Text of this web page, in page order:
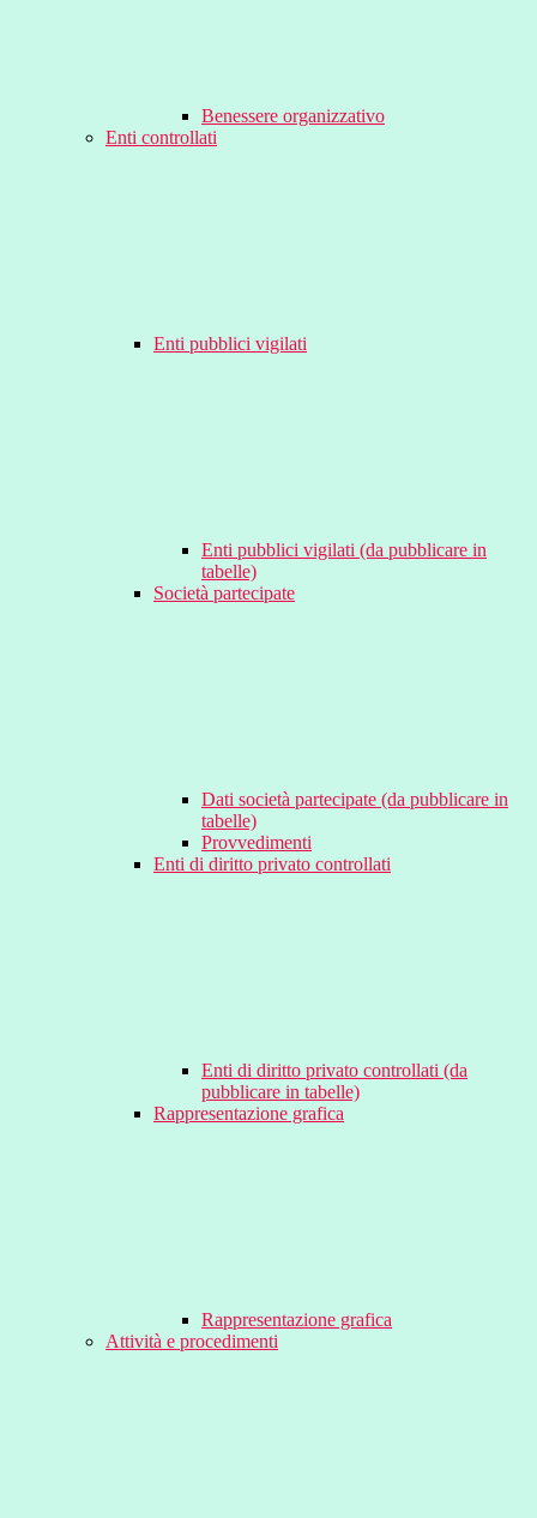
Benessere organizzativo
Enti controllati
Enti pubblici vigilati
Enti pubblici vigilati (da pubblicare in
tabelle)
Società partecipate
Dati società partecipate (da pubblicare in
tabelle)
Provvedimenti
Enti di diritto privato controllati
Enti di diritto privato controllati (da
pubblicare in tabelle)
Rappresentazione grafica
Rappresentazione grafica
Attività e procedimenti